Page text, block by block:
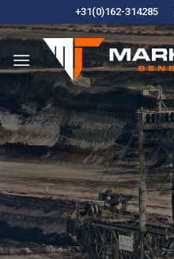
till
innehåll
+31(0)162-314285